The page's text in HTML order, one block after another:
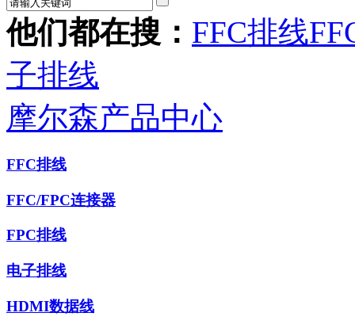
他们都在搜： FFC排线
子排线
摩尔森产品中心
FFC排线
FFC/FPC连接器
FPC排线
电子排线
HDMI数据线